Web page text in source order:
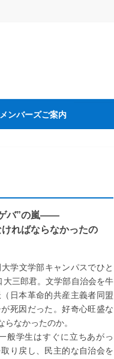
ンバーズご案内
ゲバ”の嵐――
ればならなかったの
学文学部キャンパスでひと
三郎君。文学部自治会を牛
日本革命的共産主義者同盟
死因だった。好奇心旺盛な
なかったのか。
般学生はすぐに立ちあがっ
り戻し、民主的な自治会を